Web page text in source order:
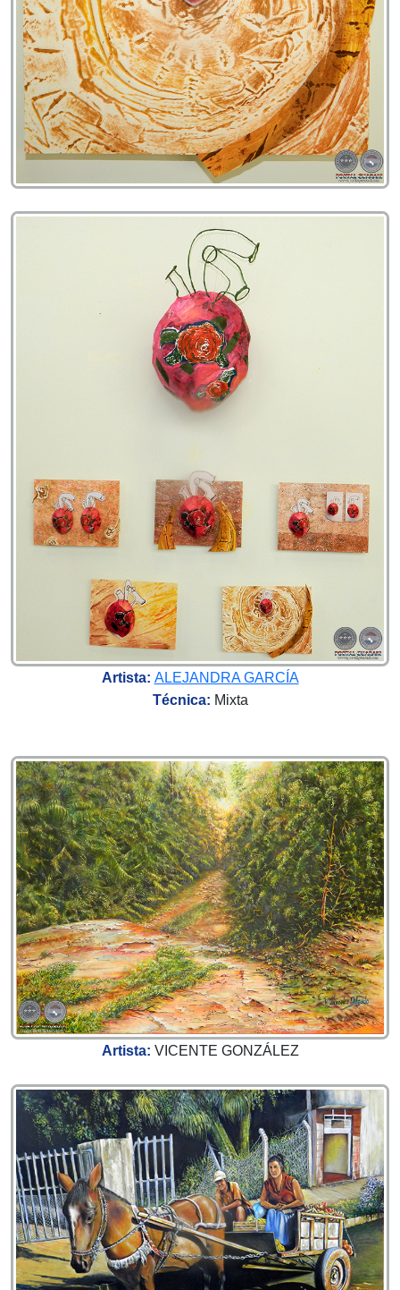
Artista: ALEJANDRA GARCÍA
Técnica: Mixta
Artista: VICENTE GONZÁLEZ